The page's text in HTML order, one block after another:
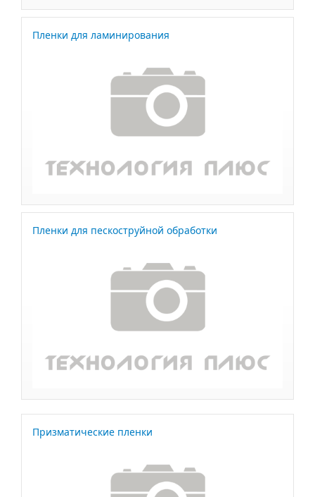
Пленки для ламинирования
Пленки для пескоструйной обработки
Призматические пленки